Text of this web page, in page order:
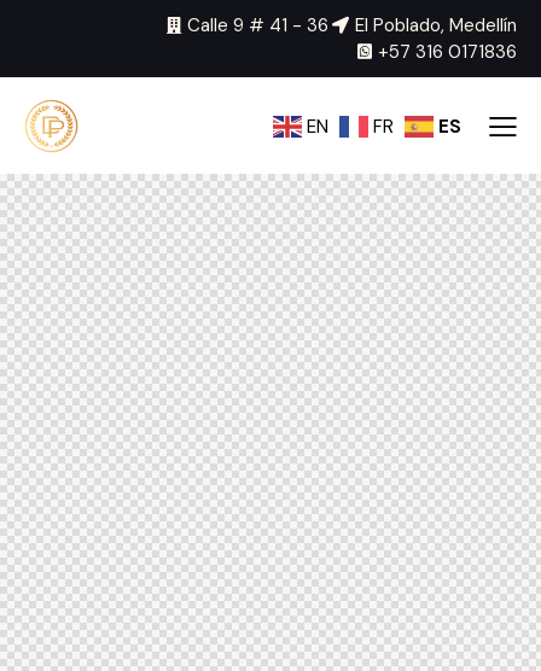
Calle 9 # 41 - 36
El Poblado, Medellín
+57 316 0171836
EN FR ES